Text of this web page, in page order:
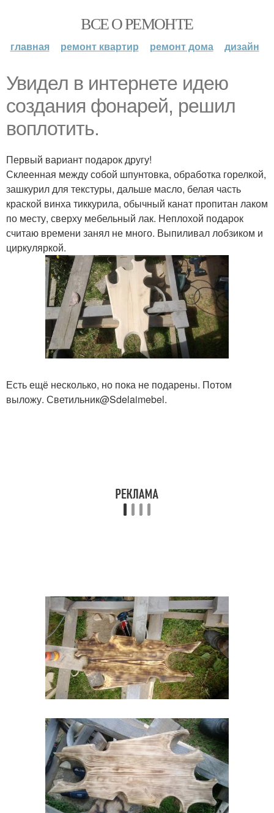
ВСЕ О РЕМОНТЕ
главная ремонт квартир ремонт дома дизайн
Увидел в интернете идею
создания фонарей, решил
воплотить.
Первый вариант подарок другу!
Склеенная между собой шпунтовка, обработка горелкой,
зашкурил для текстуры, дальше масло, белая часть
краской винха тиккурила, обычный канат пропитан лаком
по месту, сверху мебельный лак. Неплохой подарок
считаю времени занял не много. Выпиливал лобзиком и
циркуляркой.
Есть ещё несколько, но пока не подарены. Потом
выложу. Светильник@Sdelaimebel.